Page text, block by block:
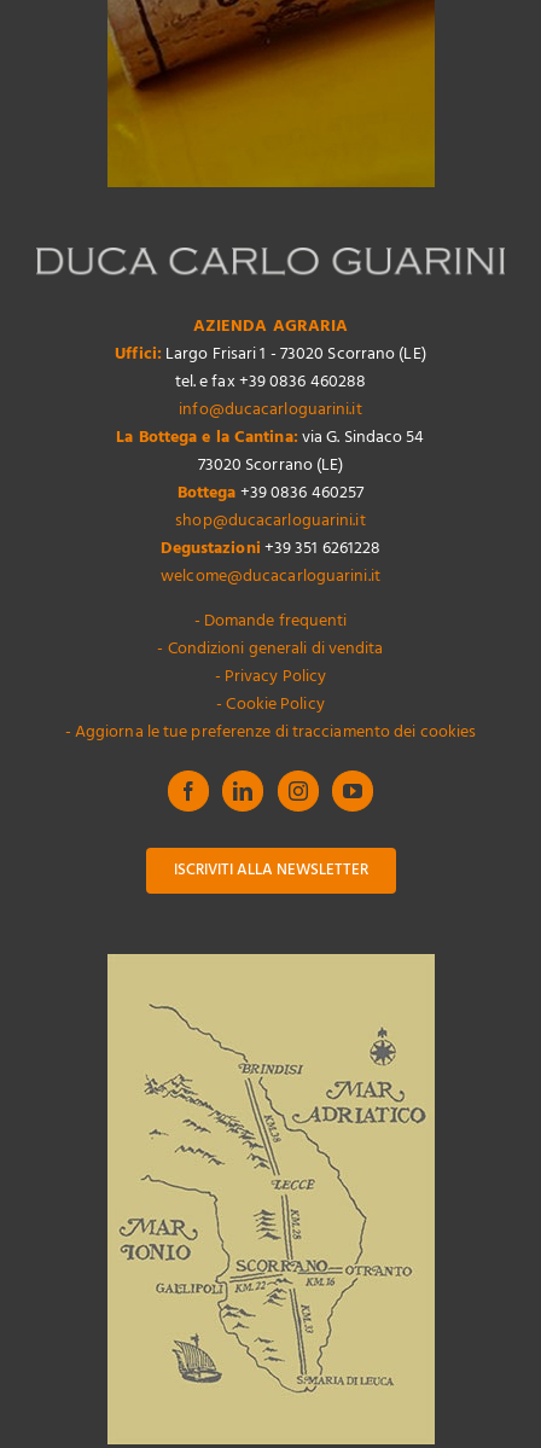
AZIENDA AGRARIA
Uffici: Largo Frisari 1 - 73020 Scorrano (LE)
tel. e fax +39 0836 460288
info@ducacarloguarini.it
La Bottega e la Cantina:via G. Sindaco 54
73020 Scorrano (LE)
Bottega+39 0836 460257
shop@ducacarloguarini.it
Degustazioni+39 351 6261228
welcome@ducacarloguarini.it
- Domande frequenti
- Condizioni generali di vendita
- Privacy Policy
- Cookie Policy
- Aggiorna le tue preferenze di tracciamento dei cookies
ISCRIVITI ALLA NEWSLETTER